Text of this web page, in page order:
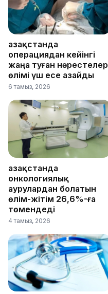
Қазақстанда
операциядан кейінгі
жаңа туған нәрестелер
өлімі үш есе азайды
6 тамыз, 2026
Қазақстанда
онкологиялық
аурулардан болатын
өлім-жітім 26,6%-ға
төмендеді
4 тамыз, 2026